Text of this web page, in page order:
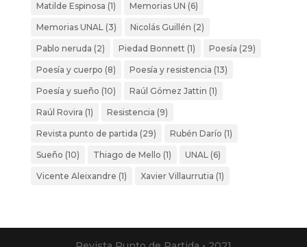
Matilde Espinosa (1) Memorias UN (6)
Memorias UNAL(3) Nicolás Guillén (2)
Pablo neruda (2) Piedad Bonnett (1) Poesía (29)
Poesía y cuerpo (8) Poesía y resistencia (13)
Poesía y sueño (10) Raúl Gómez Jattin (1)
Raúl Rovira (1) Resistencia (9)
Revista punto de partida (29) Rubén Darío (1)
Sueño (10) Thiago de Mello (1) UNAL(6)
Vicente Aleixandre (1) Xavier Villaurrutia (1)